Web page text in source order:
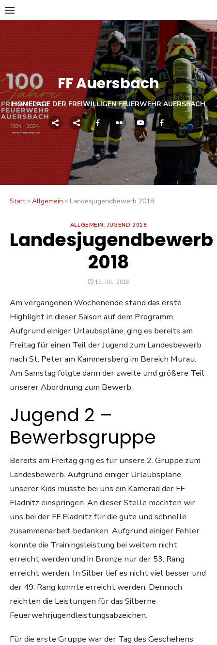
Skip
to
FF Auersbach
HOMEPAGE DER FREIWILLIGEN FEUERWEHR AUERSBACH
Start» Allgemein » Landesjugendbewerb 2018
ALLGEMEIN, JUGEND 2018
Landesjugendbewerb
2018
POSTED
15. JULI 2018
Am vergangenen Wochenende stand das erste
Highlight in dieser Saison auf dem Programm.
Aufgrund einiger Urlaubspläne, ging es bereits am
Freitag für einen Teil der Jugend zum Landesbewerb
nach St. Peter am Kammersberg im Bereich Murau.
Am Samstag folgte dann der zweite und größere Teil
unserer Abordnung zum Bewerb.
Jugend 2 –
Bewerbsgruppe
Bereits am Freitag ging es für unsere 2. Gruppe zum
Landesbewerb. Aufgrund einiger Urlaubspläne
unserer Kids musste bei uns ein Kamerad der FF
Fladnitz einspringen. An dieser Stelle möchten wir
uns bei der FF Fladnitz für die gute und schnelle
zusammenarbeit bedanken. Aufgrund einiger Fehler
konnte die Trainingsleistung bei weitem nicht
erreicht werden und in Bronze nur der 53. Rang
erreicht werden. In Silber lief es nicht viel besser und
der 49. Rang konnte erreicht werden. Dennoch
reichten die Leistungen für das Silberne
Feuerwehrjugendleistungsabzeichen.
Für die erste Gruppe war der Tag des Geschehens